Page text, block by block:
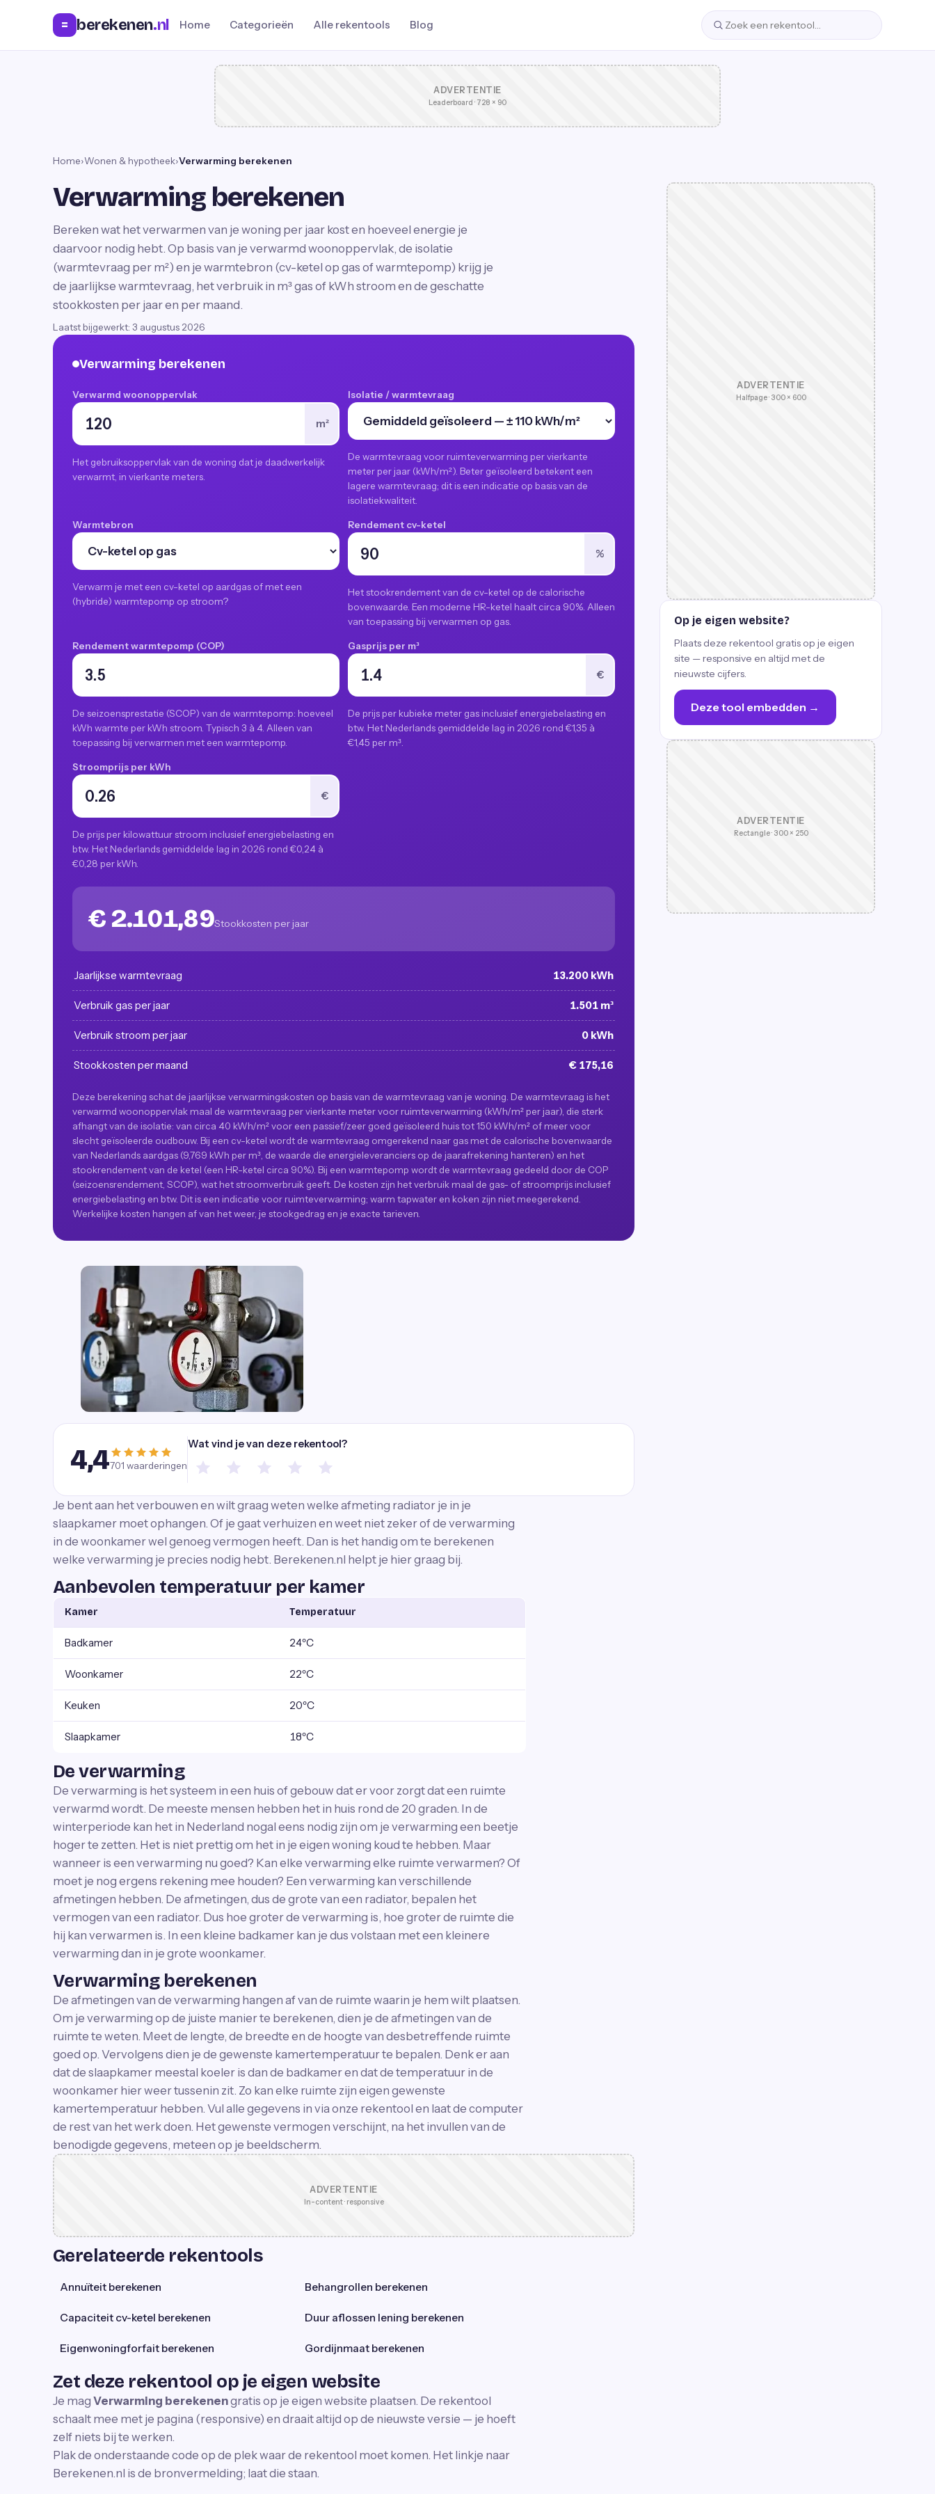
= berekenen.nl Home Categorieën Alle rekentools Blog
ADVERTENTIE
Leaderboard · 728 × 90
Home›Wonen & hypotheek›Verwarming berekenen
Verwarming berekenen
Bereken wat het verwarmen van je woning per jaar kost en hoeveel energie je
daarvoor nodig hebt. Op basis van je verwarmd woonoppervlak, de isolatie
(warmtevraag per m²) en je warmtebron (cv-ketel op gas of warmtepomp) krijg je
de jaarlijkse warmtevraag, het verbruik in m³ gas of kWh stroom en de geschatte
stookkosten per jaar en per maand.
Laatst bijgewerkt: 3 augustus 2026
Verwarming berekenen
Verwarmd woonoppervlak
m²
Het gebruiksoppervlak van de woning dat je daadwerkelijk
verwarmt, in vierkante meters.
Isolatie / warmtevraag
De warmtevraag voor ruimteverwarming per vierkante
meter per jaar (kWh/m²). Beter geïsoleerd betekent een
lagere warmtevraag; dit is een indicatie op basis van de
isolatiekwaliteit.
Warmtebron
Verwarm je met een cv-ketel op aardgas of met een
(hybride) warmtepomp op stroom?
Rendement cv-ketel
%
Het stookrendement van de cv-ketel op de calorische
bovenwaarde. Een moderne HR-ketel haalt circa 90%. Alleen
van toepassing bij verwarmen op gas.
Rendement warmtepomp (COP)
De seizoensprestatie (SCOP) van de warmtepomp: hoeveel
kWh warmte per kWh stroom. Typisch 3 à 4. Alleen van
toepassing bij verwarmen met een warmtepomp.
Gasprijs per m³
€
De prijs per kubieke meter gas inclusief energiebelasting en
btw. Het Nederlands gemiddelde lag in 2026 rond €1,35 à
€1,45 per m³.
Stroomprijs per kWh
€
De prijs per kilowattuur stroom inclusief energiebelasting en
btw. Het Nederlands gemiddelde lag in 2026 rond €0,24 à
€0,28 per kWh.
€ 2.101,89Stookkosten per jaar
Jaarlijkse warmtevraag 13.200 kWh
Verbruik gas per jaar 1.501 m³
Verbruik stroom per jaar 0 kWh
Stookkosten per maand € 175,16
Deze berekening schat de jaarlijkse verwarmingskosten op basis van de warmtevraag van je woning. De warmtevraag is het
verwarmd woonoppervlak maal de warmtevraag per vierkante meter voor ruimteverwarming (kWh/m² per jaar), die sterk
afhangt van de isolatie: van circa 40 kWh/m² voor een passief/zeer goed geïsoleerd huis tot 150 kWh/m² of meer voor
slecht geïsoleerde oudbouw. Bij een cv-ketel wordt de warmtevraag omgerekend naar gas met de calorische bovenwaarde
van Nederlands aardgas (9,769 kWh per m³, de waarde die energieleveranciers op de jaarafrekening hanteren) en het
stookrendement van de ketel (een HR-ketel circa 90%). Bij een warmtepomp wordt de warmtevraag gedeeld door de COP
(seizoensrendement, SCOP), wat het stroomverbruik geeft. De kosten zijn het verbruik maal de gas- of stroomprijs inclusief
energiebelasting en btw. Dit is een indicatie voor ruimteverwarming; warm tapwater en koken zijn niet meegerekend.
Werkelijke kosten hangen af van het weer, je stookgedrag en je exacte tarieven.
4,4701 waarderingen
Wat vind je van deze rekentool?
Je bent aan het verbouwen en wilt graag weten welke afmeting radiator je in je
slaapkamer moet ophangen. Of je gaat verhuizen en weet niet zeker of de verwarming
in de woonkamer wel genoeg vermogen heeft. Dan is het handig om te berekenen
welke verwarming je precies nodig hebt. Berekenen.nl helpt je hier graag bij.
Aanbevolen temperatuur per kamer
Kamer Temperatuur
Badkamer 24ºC
Woonkamer 22ºC
Keuken 20ºC
Slaapkamer 18ºC
De verwarming
De verwarming is het systeem in een huis of gebouw dat er voor zorgt dat een ruimte
verwarmd wordt. De meeste mensen hebben het in huis rond de 20 graden. In de
winterperiode kan het in Nederland nogal eens nodig zijn om je verwarming een beetje
hoger te zetten. Het is niet prettig om het in je eigen woning koud te hebben. Maar
wanneer is een verwarming nu goed? Kan elke verwarming elke ruimte verwarmen? Of
moet je nog ergens rekening mee houden? Een verwarming kan verschillende
afmetingen hebben. De afmetingen, dus de grote van een radiator, bepalen het
vermogen van een radiator. Dus hoe groter de verwarming is, hoe groter de ruimte die
hij kan verwarmen is. In een kleine badkamer kan je dus volstaan met een kleinere
verwarming dan in je grote woonkamer.
Verwarming berekenen
De afmetingen van de verwarming hangen af van de ruimte waarin je hem wilt plaatsen.
Om je verwarming op de juiste manier te berekenen, dien je de afmetingen van de
ruimte te weten. Meet de lengte, de breedte en de hoogte van desbetreffende ruimte
goed op. Vervolgens dien je de gewenste kamertemperatuur te bepalen. Denk er aan
dat de slaapkamer meestal koeler is dan de badkamer en dat de temperatuur in de
woonkamer hier weer tussenin zit. Zo kan elke ruimte zijn eigen gewenste
kamertemperatuur hebben. Vul alle gegevens in via onze rekentool en laat de computer
de rest van het werk doen. Het gewenste vermogen verschijnt, na het invullen van de
benodigde gegevens, meteen op je beeldscherm.
ADVERTENTIE
In-content · responsive
Gerelateerde rekentools
Annuïteit berekenen Behangrollen berekenen
Capaciteit cv-ketel berekenen Duur aflossen lening berekenen
Eigenwoningforfait berekenen Gordijnmaat berekenen
Zet deze rekentool op je eigen website
Je mag Verwarming berekenengratis op je eigen website plaatsen. De rekentool
schaalt mee met je pagina (responsive) en draait altijd op de nieuwste versie — je hoeft
zelf niets bij te werken.
Plak de onderstaande code op de plek waar de rekentool moet komen. Het linkje naar
Berekenen.nl is de bronvermelding; laat die staan.
ADVERTENTIE
Halfpage · 300 × 600
Op je eigen website?
Plaats deze rekentool gratis op je eigen
site — responsive en altijd met de
nieuwste cijfers.
Deze tool embedden →
ADVERTENTIE
Rectangle · 300 × 250